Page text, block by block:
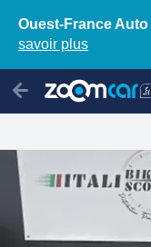
Ouest-France Auto
savoir plus